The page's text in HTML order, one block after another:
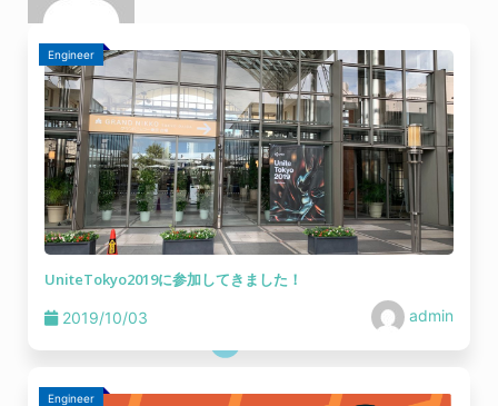
Engineer
UniteTokyo2019に参加してきました！
2019/10/03 admin
Engineer